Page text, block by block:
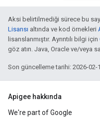
Aksi belirtilmediği sürece bu
Lisansı altında ve kod örnekleri
lisanslanmıştır. Ayrıntılı bilgi için
göz atın. Java, Oracle ve/veya
Son güncelleme tarihi: 2026-02-
Apigee hakkında
We're part of Google